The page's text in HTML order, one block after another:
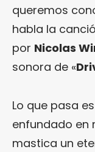
queremos
habla la
por Nicolas
sonora de «
Lo que pasa
enfundado en
mastica un